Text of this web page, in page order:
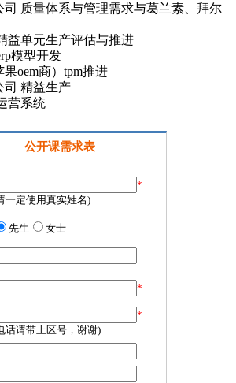
质量体系与管理需求与葛兰素、拜尔
益单元生产评估与推进
模型开发
oem商）tpm推进
司 精益生产
营系统
公开课需求表
*
一定使用真实姓名)
先生
女士
*
*
话请带上区号，谢谢)